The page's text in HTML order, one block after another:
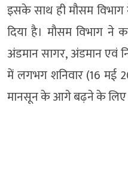
इसके साथ ही मौसम
दिया है। मौसम विभाग ने
अंडमान सागर, अंडमान एवं
में लगभग शनिवार (16 मई
मानसून के आगे बढ़ने के लिए